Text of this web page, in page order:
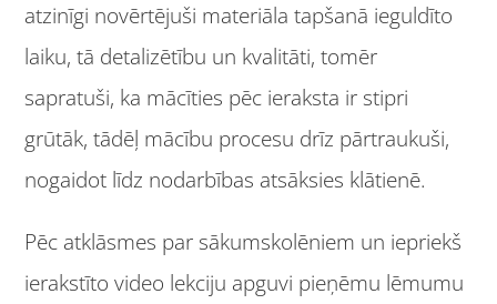
atzinīgi novērtējuši materiāla tapšanā ieguldīto
laiku, tā detalizētību un kvalitāti, tomēr
sapratuši, ka mācīties pēc ieraksta ir stipri
grūtāk, tādēļ mācību procesu drīz pārtraukuši,
nogaidot līdz nodarbības atsāksies klātienē.
Pēc atklāsmes par sākumskolēniem un iepriekš
ierakstīto video lekciju apguvi pieņēmu lēmumu